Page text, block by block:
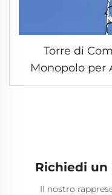
Torre di
Monopolo per
cellulare con
Richiedi
Il nostro